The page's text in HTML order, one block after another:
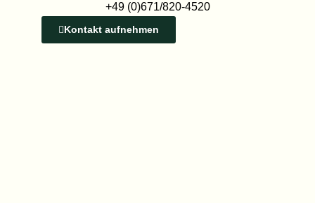
+49 (0)671/820-4520
Kontakt aufnehmen